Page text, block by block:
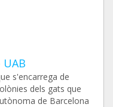
UAB
s'encarrega de
dels gats que
de Barcelona